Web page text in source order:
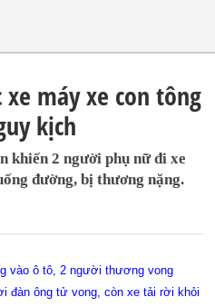
xe máy xe con tông
kịch
khiến 2 người phụ nữ đi xe
đường, bị thương nặng.
vào ô tô, 2 người thương vong
đàn ông tử vong, còn xe tải rời khỏi